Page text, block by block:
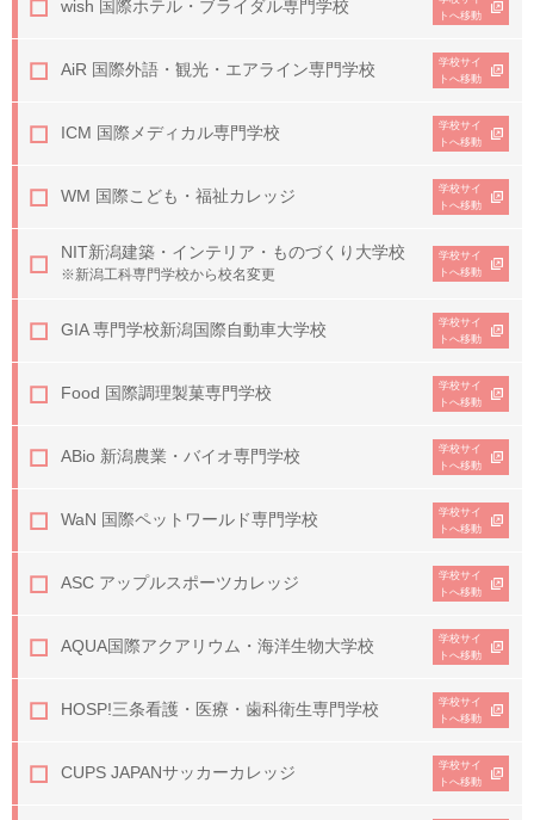
wish 国際ホテル・ブライダル専門学校
トへ移動
AiR 国際外語・観光・エアライン専門学校
学校サイ
トへ移動
ICM 国際メディカル専門学校
学校サイ
トへ移動
WM 国際こども・福祉カレッジ
学校サイ
トへ移動
NIT新潟建築・インテリア・ものづくり大学校
※新潟工科専門学校から校名変更
学校サイ
トへ移動
GIA 専門学校新潟国際自動車大学校
学校サイ
トへ移動
Food 国際調理製菓専門学校
学校サイ
トへ移動
ABio 新潟農業・バイオ専門学校
学校サイ
トへ移動
WaN 国際ペットワールド専門学校
学校サイ
トへ移動
ASC アップルスポーツカレッジ
学校サイ
トへ移動
AQUA国際アクアリウム・海洋生物大学校
学校サイ
トへ移動
HOSP!三条看護・医療・歯科衛生専門学校
学校サイ
トへ移動
CUPS JAPANサッカーカレッジ
学校サイ
トへ移動